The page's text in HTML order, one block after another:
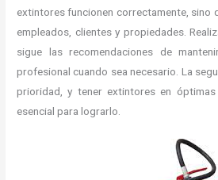
extintores funcionen correctamente, sino
empleados, clientes y propiedades.
sigue las recomendaciones de
profesional cuando sea necesario. La
prioridad, y tener extintores en
esencial para lograrlo.